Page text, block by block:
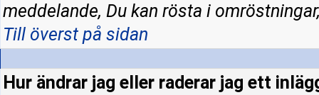
meddelande, Du kan rösta i
Till överst på sidan
Hur ändrar jag eller raderar jag ett